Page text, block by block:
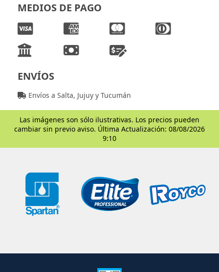
MEDIOS DE PAGO
ENVÍOS
Envíos a Salta, Jujuy y Tucumán
Las imágenes son sólo ilustrativas. Los precios pueden
cambiar sin previo aviso. Última Actualización: 08/08/2026
9:10